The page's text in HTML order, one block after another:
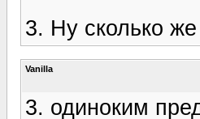
3. Ну сколько
Vanilla
3. одиноким